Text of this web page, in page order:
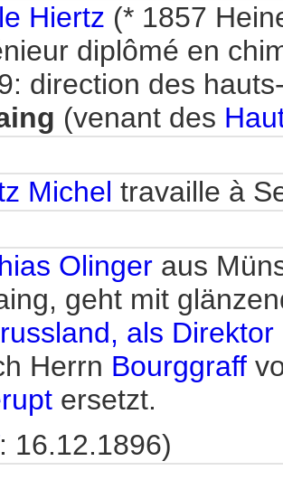
Hiertz (* 1857
diplômé en
direction des
(venant des
Michel travaille à
Olinger aus
geht mit
als
Herrn Bourggraff
ersetzt.
: 16.12.1896)